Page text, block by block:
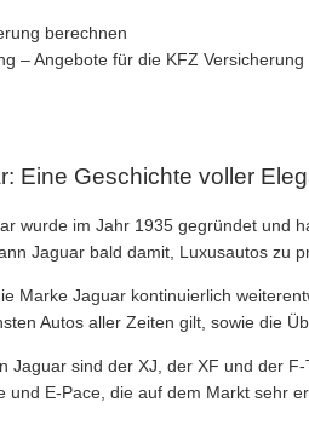
– Angebote für die KFZ
Eine Geschichte voller
wurde im Jahr 1935 gegründet und
Jaguar bald damit, Luxusautos zu
Marke Jaguar kontinuierlich
Autos aller Zeiten gilt, sowie die
Jaguar sind der XJ, der XF und der
und E-Pace, die auf dem Markt sehr